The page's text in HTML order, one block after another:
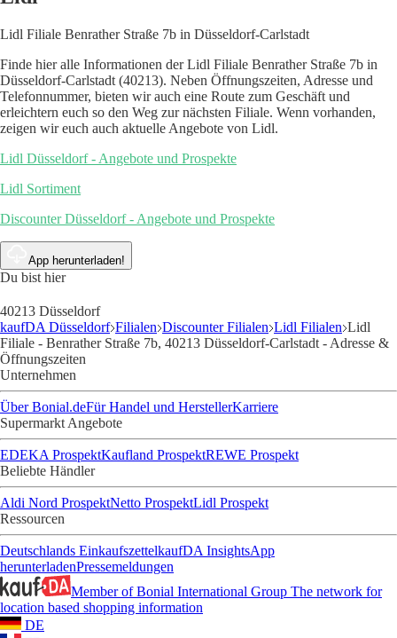
Lidl Filiale Benrather Straße 7b in Düsseldorf-Carlstadt
Finde hier alle Informationen der Lidl Filiale Benrather Straße 7b in
Düsseldorf-Carlstadt (40213). Neben Öffnungszeiten, Adresse und
Telefonnummer, bieten wir auch eine Route zum Geschäft und
erleichtern euch so den Weg zur nächsten Filiale. Wenn vorhanden,
zeigen wir euch auch aktuelle Angebote von Lidl.
Lidl Düsseldorf - Angebote und Prospekte
Lidl Sortiment
Discounter Düsseldorf - Angebote und Prospekte
App herunterladen!
Du bist hier
40213 Düsseldorf
kaufDA Düsseldorf Filialen Discounter Filialen Lidl Filialen Lidl
Filiale - Benrather Straße 7b, 40213 Düsseldorf-Carlstadt - Adresse &
Öffnungszeiten
Unternehmen
Über Bonial.deFür Handel und HerstellerKarriere
Supermarkt Angebote
EDEKA ProspektKaufland ProspektREWE Prospekt
Beliebte Händler
Aldi Nord ProspektNetto ProspektLidl Prospekt
Ressourcen
Deutschlands EinkaufszettelkaufDA InsightsApp
herunterladenPressemeldungen
Member of Bonial International Group The network for
location based shopping information
DE